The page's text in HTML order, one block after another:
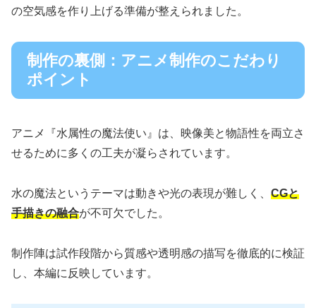
の空気感を作り上げる準備が整えられました。
制作の裏側：アニメ制作のこだわり
ポイント
アニメ『水属性の魔法使い』は、映像美と物語性を両立さ
せるために多くの工夫が凝らされています。
水の魔法というテーマは動きや光の表現が難しく、 CGと
手描きの融合が不可欠でした。
制作陣は試作段階から質感や透明感の描写を徹底的に検証
し、本編に反映しています。